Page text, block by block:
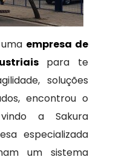
empresa de
para te
soluções
encontrou o
a Sakura
especializada
um sistema